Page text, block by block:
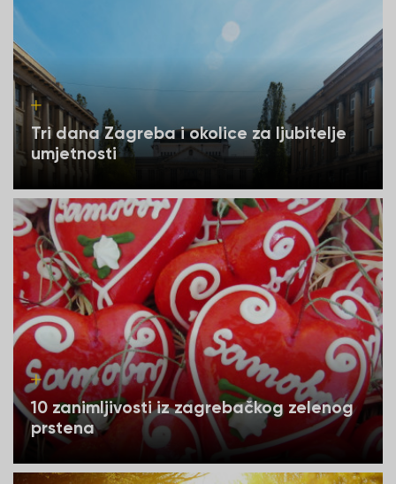
Tri dana Zagreba i okolice za ljubitelje
umjetnosti
10 zanimljivosti iz zagrebačkog zelenog
prstena